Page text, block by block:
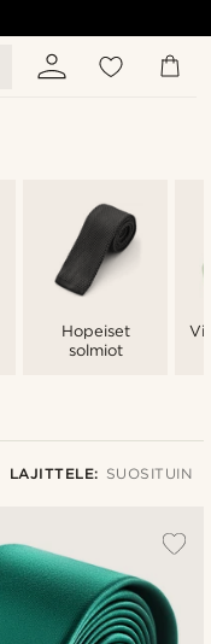
Hopeiset
solmiot
LAJITTELE: SUOSITUIN
Uusin
Halvin
Kallein